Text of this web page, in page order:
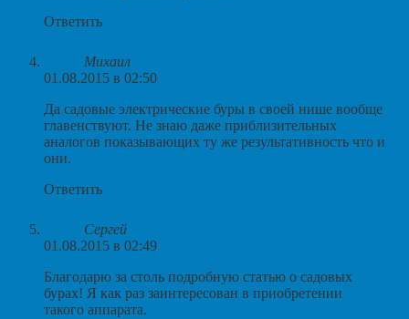
Ответить
Михаил
01.08.2015 в 02:50
Да садовые электрические буры в своей нише вообще
главенствуют. Не знаю даже приблизительных
аналогов показывающих ту же результативность что и
они.
Ответить
Сергей
01.08.2015 в 02:49
Благодарю за столь подробную статью о садовых
бурах! Я как раз заинтересован в приобретении
такого аппарата.